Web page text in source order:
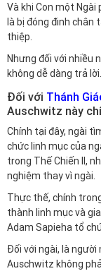
Và khi Con một
là bị đóng đinh chân
thiệp.
Nhưng đối với nhiều
không dễ dàng trả lời.
Đối với Thánh
Auschwitz này
Chính tại đây, ngài
chức linh mục của
trong Thế Chiến II,
nghiệm thay vì ngài.
Thực thế, chính
thành linh mục và
Adam Sapieha tổ
Đối với ngài, là
Auschwitz không